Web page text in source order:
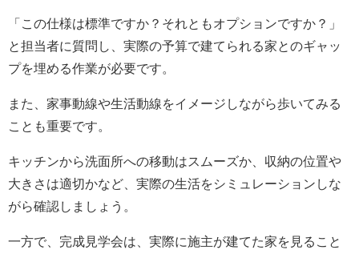
「この仕様は標準ですか？それともオプションですか？」
と担当者に質問し、実際の予算で建てられる家とのギャッ
プを埋める作業が必要です。
また、家事動線や生活動線をイメージしながら歩いてみる
ことも重要です。
キッチンから洗面所への移動はスムーズか、収納の位置や
大きさは適切かなど、実際の生活をシミュレーションしな
がら確認しましょう。
一方で、完成見学会は、実際に施主が建てた家を見ること